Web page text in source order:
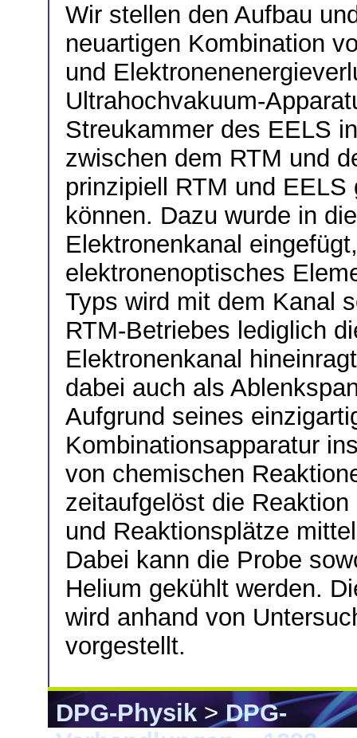
Wir stellen den Aufbau
neuartigen Kombination
und
Ultrahochvakuum-
Streukammer des EELS
zwischen dem RTM und
prinzipiell RTM und
können. Dazu wurde in
Elektronenkanal
elektronenoptisches
Typs wird mit dem Kanal
RTM-Betriebes lediglich
Elektronenkanal
dabei auch als
Aufgrund seines
Kombinationsapparatur
von chemischen
zeitaufgelöst die
und Reaktionsplätze
Dabei kann die Probe
Helium gekühlt werden.
wird anhand von
vorgestellt.
DPG-Physik>DPG-